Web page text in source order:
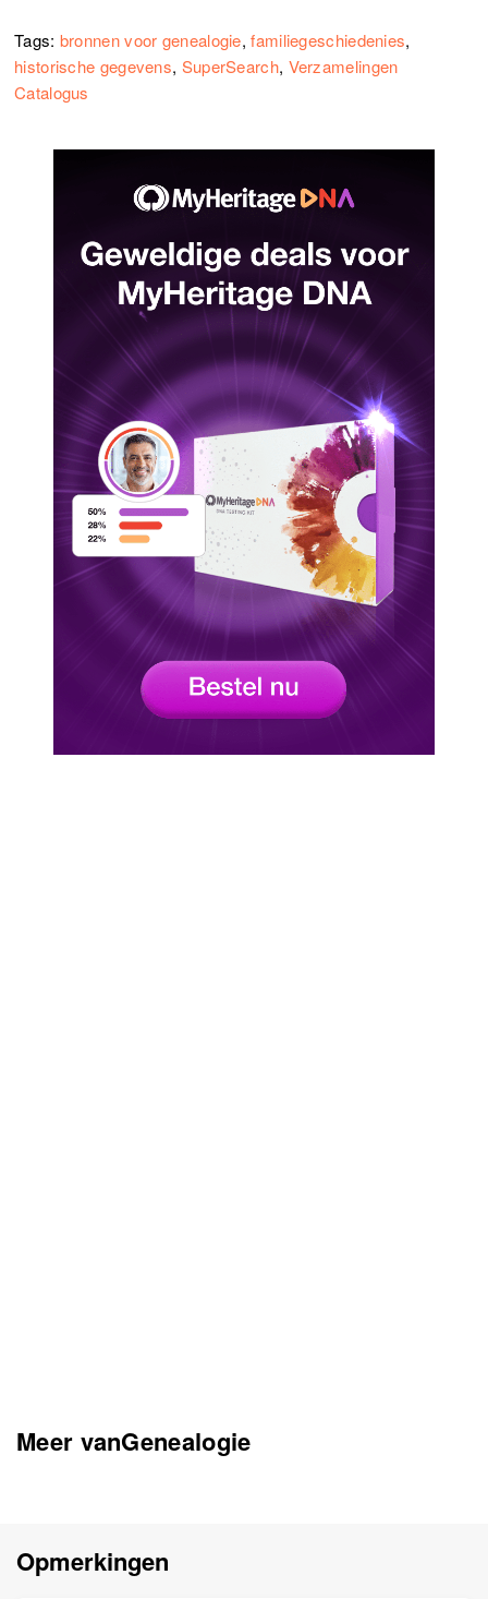
Tags: bronnen voor genealogie,familiegeschiedenies,
historische gegevens, SuperSearch, Verzamelingen
Catalogus
Meer vanGenealogie
Opmerkingen